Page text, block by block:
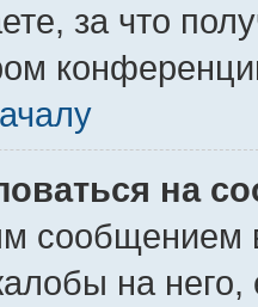
за что
на
сообщением
на